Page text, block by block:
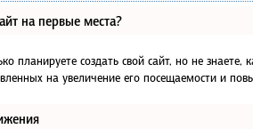
на первые места?
планируете создать свой сайт, но не
на увеличение его посещаемости и